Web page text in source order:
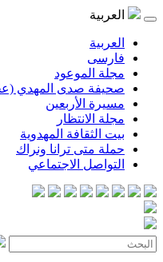
المهدي (عجّل الله فرجه)
المهدوية
ترانا ونراك
الاجتماعي